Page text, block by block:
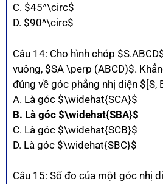
C. $45^\circ$
D. $90^\circ$
Câu 14: Cho hình chóp
vuông, $SA \perp (ABCD)$.
đúng về góc phẳng nhị diện $[S,
A. Là góc $\widehat{SCA}$
B. Là góc $\widehat{SBA}$
C. Là góc $\widehat{SCB}$
D. Là góc $\widehat{SBC}$
Câu 15: Số đo của một góc nhị